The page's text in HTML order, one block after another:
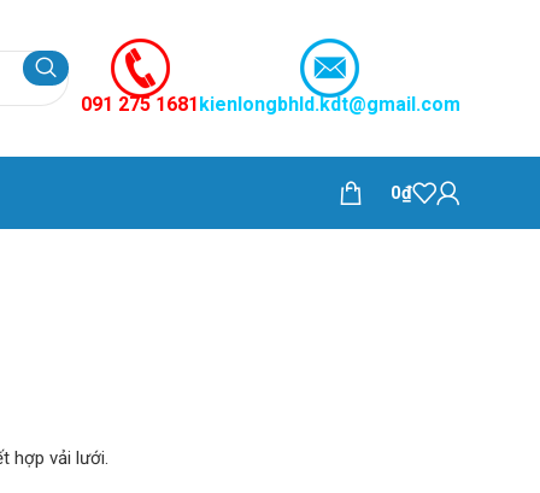
091 275 1681kienlongbhld.kdt@gmail.com
0₫
hợp vải lưới.